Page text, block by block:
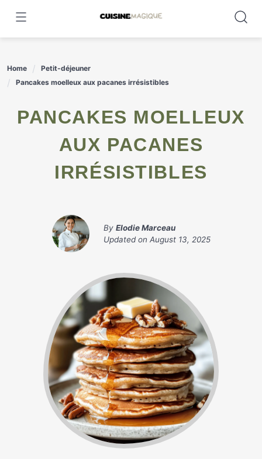
content
Home
Petit-déjeuner
Pancakes moelleux aux pacanes irrésistibles
PANCAKES MOELLEUX
AUX PACANES
IRRÉSISTIBLES
By Elodie Marceau
Updated on August 13, 2025